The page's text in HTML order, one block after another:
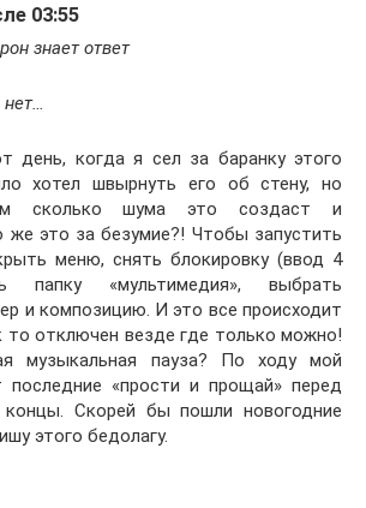
03:55
знает ответ
нет…
день, когда я сел за баранку этого
хотел швырнуть его об стену, но
сколько шума это создаст и
же это за безумие?! Чтобы запустить
меню, снять блокировку (ввод 4
папку «мультимедия», выбрать
и композицию. И это все происходит
то отключен везде где только можно!
музыкальная пауза? По ходу мой
последние «прости и прощай» перед
Скорей бы пошли новогодние
этого бедолагу.